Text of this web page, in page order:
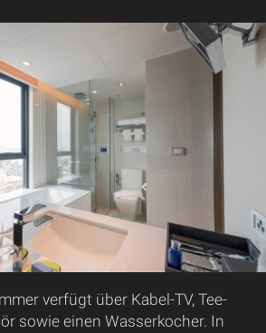
verfügt über Kabel-TV, Tee-
sowie einen Wasserkocher. In